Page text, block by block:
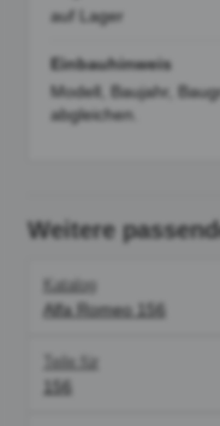
auf Lager
Einbauhinweis
Modell, Baujahr,
abgleichen.
Weitere
Katalog
Alfa Romeo 156
Teile für
156